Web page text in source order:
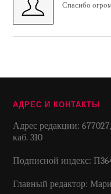
Спасибо
АДРЕС И КОНТАКТЫ
Адрес редакции:
каб. 310
Подписной индекс:
Главный редактор: